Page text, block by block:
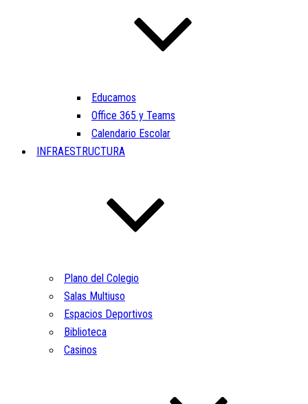
Educamos
Office 365 y Teams
Calendario Escolar
INFRAESTRUCTURA
Plano del Colegio
Salas Multiuso
Espacios Deportivos
Biblioteca
Casinos